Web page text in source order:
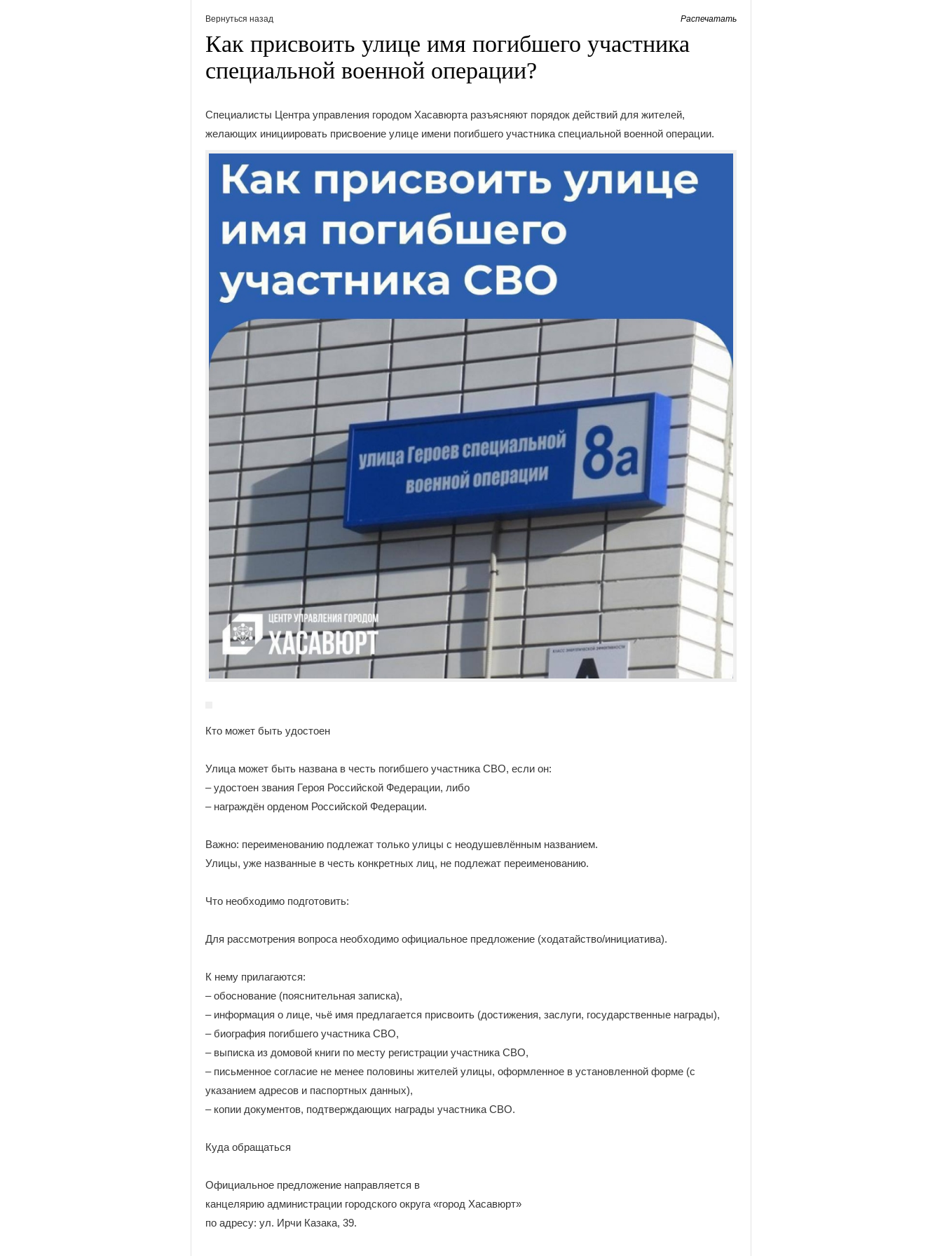
Вернуться назад Распечатать
Как присвоить улице имя погибшего участника
специальной военной операции?
Специалисты Центра управления городом Хасавюрта разъясняют порядок действий для жителей,
желающих инициировать присвоение улице имени погибшего участника специальной военной операции.
Кто может быть удостоен
Улица может быть названа в честь погибшего участника СВО, если он:
– удостоен звания Героя Российской Федерации, либо
– награждён орденом Российской Федерации.
Важно: переименованию подлежат только улицы с неодушевлённым названием.
Улицы, уже названные в честь конкретных лиц, не подлежат переименованию.
Что необходимо подготовить:
Для рассмотрения вопроса необходимо официальное предложение (ходатайство/инициатива).
К нему прилагаются:
– обоснование (пояснительная записка),
– информация о лице, чьё имя предлагается присвоить (достижения, заслуги, государственные награды),
– биография погибшего участника СВО,
– выписка из домовой книги по месту регистрации участника СВО,
– письменное согласие не менее половины жителей улицы, оформленное в установленной форме (с
указанием адресов и паспортных данных),
– копии документов, подтверждающих награды участника СВО.
Куда обращаться
Официальное предложение направляется в
канцелярию администрации городского округа «город Хасавюрт»
по адресу: ул. Ирчи Казака, 39.